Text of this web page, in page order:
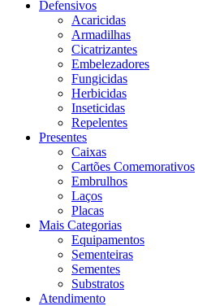
Defensivos
Acaricidas
Armadilhas
Cicatrizantes
Embelezadores
Fungicidas
Herbicidas
Inseticidas
Repelentes
Presentes
Caixas
Cartões Comemorativos
Embrulhos
Laços
Placas
Mais Categorias
Equipamentos
Sementeiras
Sementes
Substratos
Atendimento